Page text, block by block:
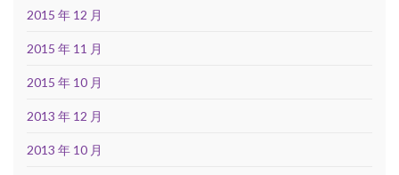
2015 年 12 月
2015 年 11 月
2015 年 10 月
2013 年 12 月
2013 年 10 月